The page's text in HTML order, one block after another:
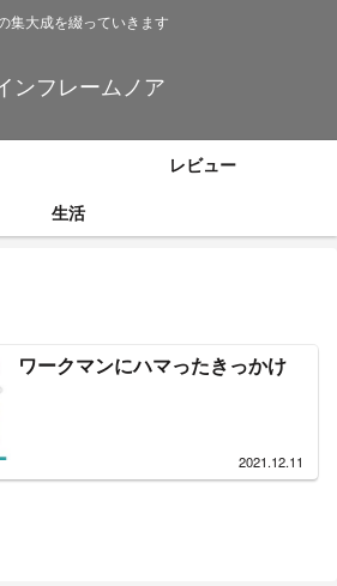
集大成を綴っていきます
ンフレームノア
レビュー
生活
ワークマンにハマったきっかけ
2021.12.11